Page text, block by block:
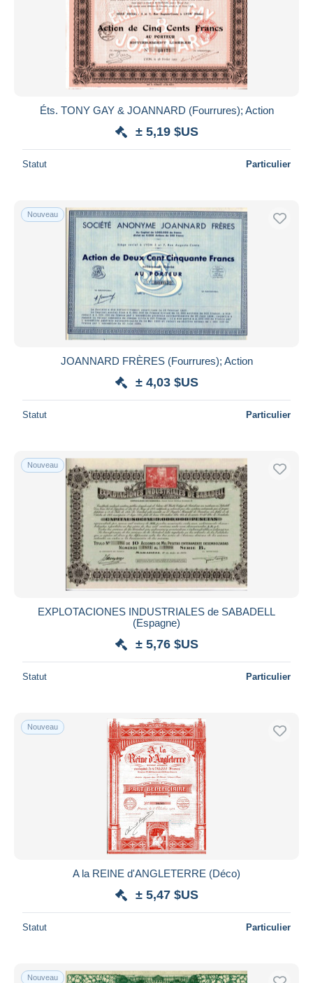
Éts. TONY GAY & JOANNARD (Fourrures); Action
± 5,19 $US
Statut Particulier
Nouveau
JOANNARD FRÈRES (Fourrures); Action
± 4,03 $US
Statut Particulier
Nouveau
EXPLOTACIONES INDUSTRIALES de SABADELL
(Espagne)
± 5,76 $US
Statut Particulier
Nouveau
A la REINE d'ANGLETERRE (Déco)
± 5,47 $US
Statut Particulier
Nouveau